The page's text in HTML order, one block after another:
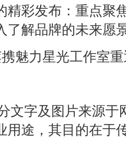
彩发布：重点聚
了解品牌的未来愿
魅力星光工作室
文字及图片来源
用途，其目的在于